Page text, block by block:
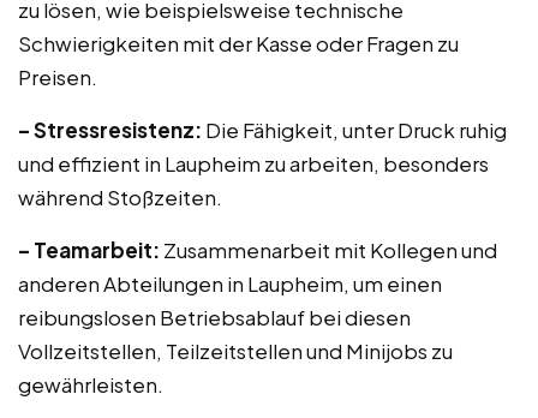
zu lösen, wie beispielsweise technische
Schwierigkeiten mit der Kasse oder Fragen zu
Preisen.
– Stressresistenz: Die Fähigkeit, unter Druck ruhig
und effizient in Laupheim zu arbeiten, besonders
während Stoßzeiten.
– Teamarbeit: Zusammenarbeit mit Kollegen und
anderen Abteilungen in Laupheim, um einen
reibungslosen Betriebsablauf bei diesen
Vollzeitstellen, Teilzeitstellen und Minijobs zu
gewährleisten.